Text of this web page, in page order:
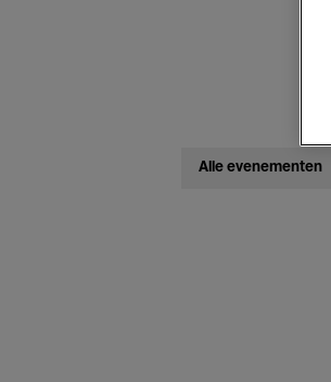
Alle evenementen